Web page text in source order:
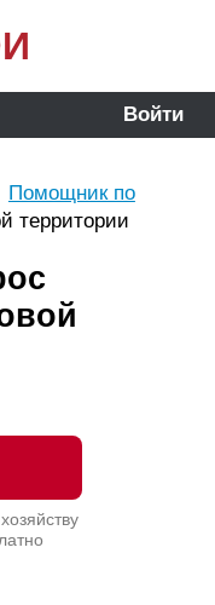
Войти
Помощник по
территории